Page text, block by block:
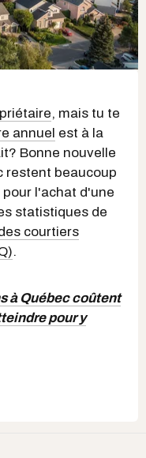
, mais tu te
annuel est à la
Bonne nouvelle
restent beaucoup
l'achat d'une
statistiques de
courtiers
.
à Québec coûtent
pour y